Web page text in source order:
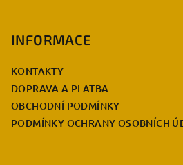
INFORMACE
KONTAKTY
DOPRAVA A PLATBA
OBCHODNÍ PODMÍNKY
PODMÍNKY OCHRANY OSOBNÍCH